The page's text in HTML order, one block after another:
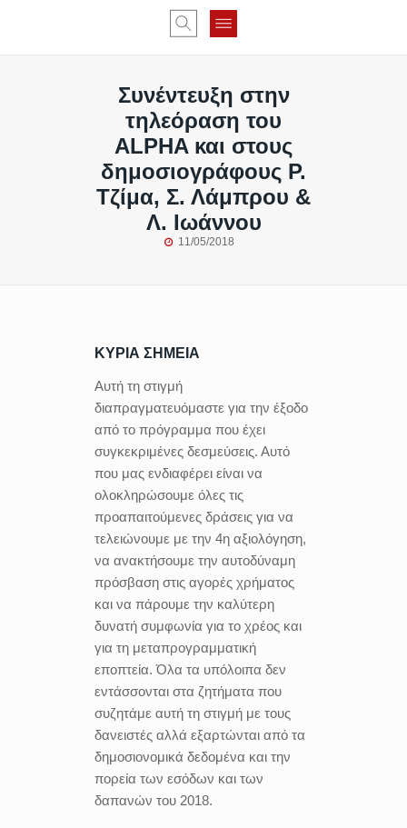
Συνέντευξη στην
τηλεόραση του
ALPHA και στους
δημοσιογράφους Ρ.
Τζίμα, Σ. Λάμπρου &
Λ. Ιωάννου
11/05/2018
ΚΥΡΙΑ ΣΗΜΕΙΑ
Αυτή τη στιγμή
διαπραγματευόμαστε για την έξοδο
από το πρόγραμμα που έχει
συγκεκριμένες δεσμεύσεις. Αυτό
που μας ενδιαφέρει είναι να
ολοκληρώσουμε όλες τις
προαπαιτούμενες δράσεις για να
τελειώνουμε με την 4η αξιολόγηση,
να ανακτήσουμε την αυτοδύναμη
πρόσβαση στις αγορές χρήματος
και να πάρουμε την καλύτερη
δυνατή συμφωνία για το χρέος και
για τη μεταπρογραμματική
εποπτεία. Όλα τα υπόλοιπα δεν
εντάσσονται στα ζητήματα που
συζητάμε αυτή τη στιγμή με τους
δανειστές αλλά εξαρτώνται από τα
δημοσιονομικά δεδομένα και την
πορεία των εσόδων και των
δαπανών του 2018.